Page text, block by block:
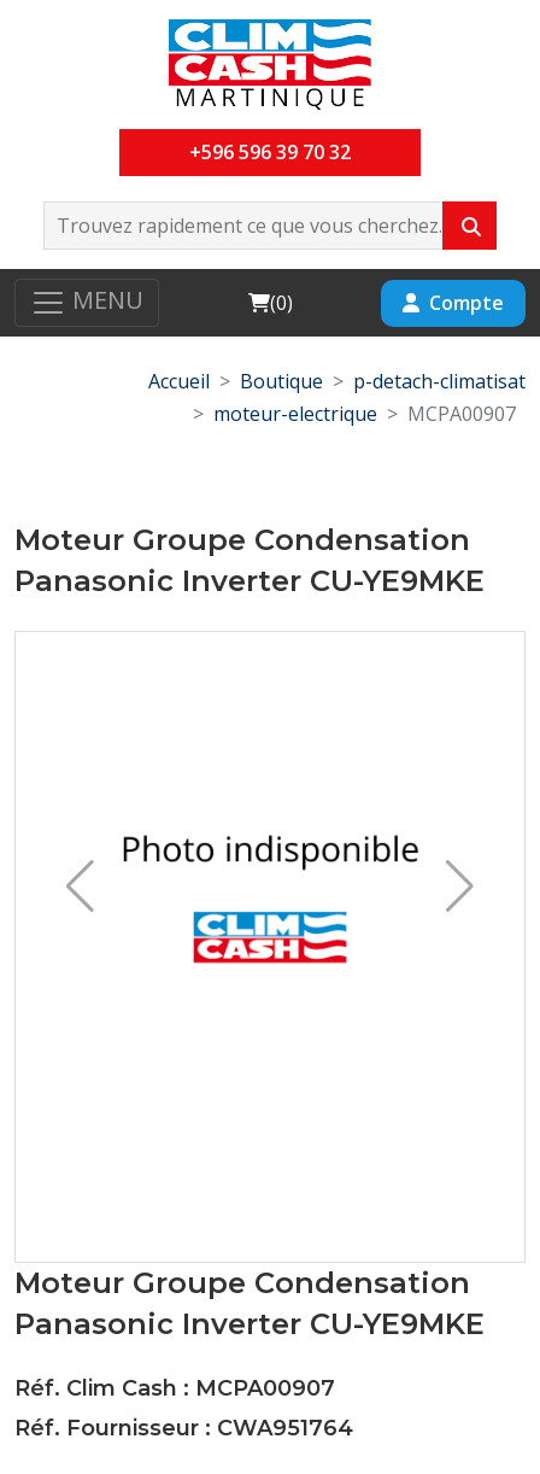
+596 596 39 70 32
MENU Cart
(0) Compte
Accueil Boutique
p-detach-climatisat
moteur-electrique
MCPA00907
Moteur Groupe Condensation
Panasonic Inverter CU-YE9MKE
Moteur Groupe Condensation
Panasonic Inverter CU-YE9MKE
Réf. Clim Cash : MCPA00907
Réf. Fournisseur : CWA951764